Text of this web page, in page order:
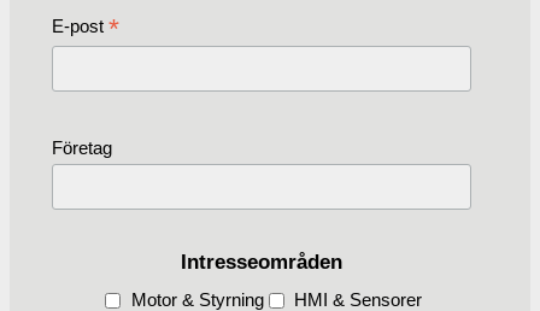
E-post *
Företag
Intresseområden
Motor & Styrning
HMI & Sensorer